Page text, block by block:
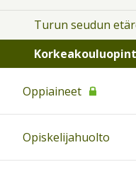
Turun seudun
Oppiaineet
Opiskelijahuolto